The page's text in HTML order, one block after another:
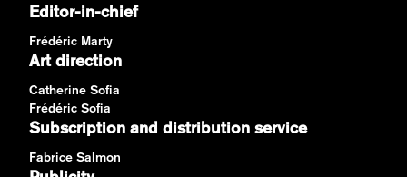
Editor-in-chief
Frédéric Marty
Art direction
Catherine Sofia
Frédéric Sofia
Subscription and distribution service
Fabrice Salmon